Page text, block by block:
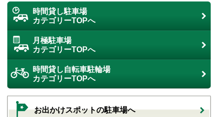
時間貸し駐車場
カテゴリーTOPへ
月極駐車場
カテゴリーTOPへ
時間貸し自転車駐輪場
カテゴリーTOPへ
お出かけスポットの駐車場へ